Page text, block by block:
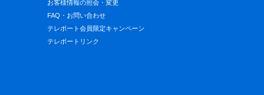
お客様情報の照会・変更
FAQ・お問い合わせ
テレボート会員限定キャンペーン
テレボートリンク